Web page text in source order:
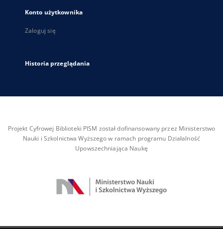
Konto użytkownika
Zaloguj się
Historia przeglądania
Projekt Cyfrowej Biblioteki PISM został dofinansowany przez Ministerstwo
Nauki i Szkolnictwa Wyższego w ramach programu Działalność
Upowszechniająca Naukę